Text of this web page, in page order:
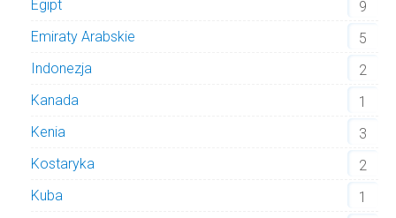
Egipt
9
Emiraty Arabskie
5
Indonezja
2
Kanada
1
Kenia
3
Kostaryka
2
Kuba
1